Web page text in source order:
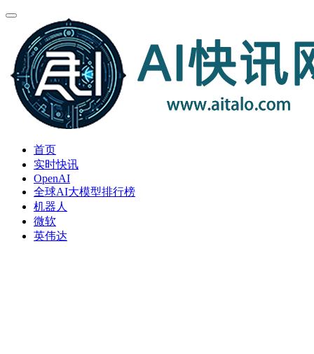
首页
实时快讯
OpenAI
全球AI大模型排行榜
机器人
微软
英伟达